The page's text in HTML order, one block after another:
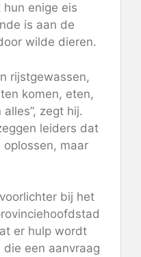
enige eis
is aan de
wilde dieren.
rijstgewassen,
komen, eten,
zegt hij.
leiders dat
maar
bij het
er hulp wordt
een aanvraag